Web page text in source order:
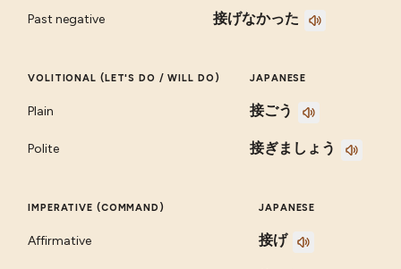
Past negative 接げなかった
VOLITIONAL (LET'S DO / WILL DO) JAPANESE
Plain 接ごう
Polite 接ぎましょう
IMPERATIVE (COMMAND) JAPANESE
Affirmative 接げ